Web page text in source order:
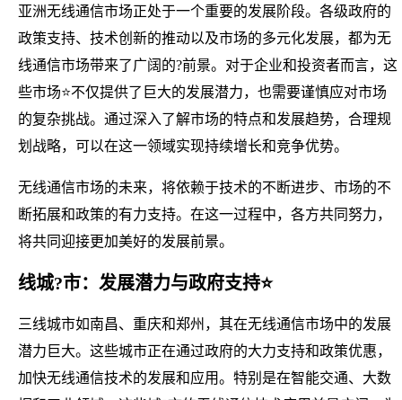
亚洲无线通信市场正处于一个重要的发展阶段。各级政府的
政策支持、技术创新的推动以及市场的多元化发展，都为无
线通信市场带来了广阔的?前景。对于企业和投资者而言，这
些市场⭐不仅提供了巨大的发展潜力，也需要谨慎应对市场
的复杂挑战。通过深入了解市场的特点和发展趋势，合理规
划战略，可以在这一领域实现持续增长和竞争优势。
无线通信市场的未来，将依赖于技术的不断进步、市场的不
断拓展和政策的有力支持。在这一过程中，各方共同努力，
将共同迎接更加美好的发展前景。
线城?市：发展潜力与政府支持⭐
三线城市如南昌、重庆和郑州，其在无线通信市场中的发展
潜力巨大。这些城市正在通过政府的大力支持和政策优惠，
加快无线通信技术的发展和应用。特别是在智能交通、大数